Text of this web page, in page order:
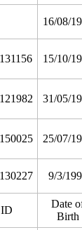
16/08/
15/10/
31/05/
25/07/
9/3/
ID
Date
Birth